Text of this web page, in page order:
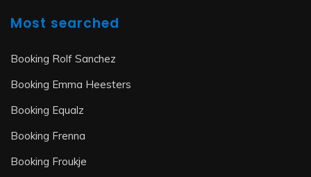
Most searched
Booking Rolf Sanchez
Booking Emma Heesters
Booking Equalz
Booking Frenna
Booking Froukje